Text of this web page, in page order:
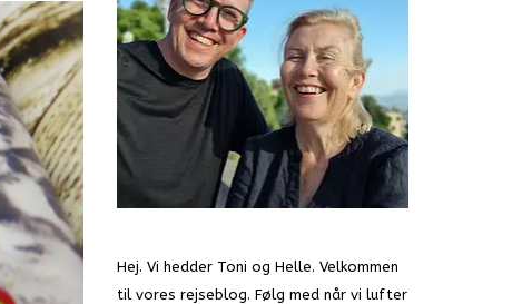
Hej. Vi hedder Toni og Helle. Velkommen
til vores rejseblog. Følg med når vi lufter